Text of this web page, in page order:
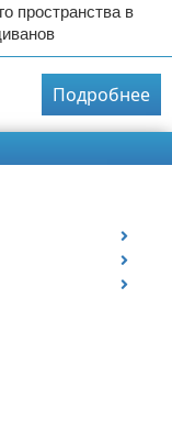
пространства в
Подробнее